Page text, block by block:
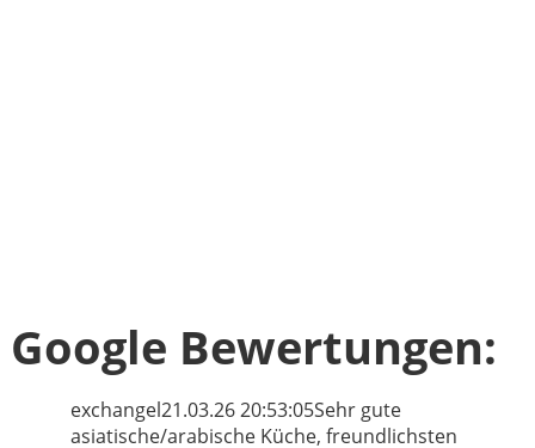
Google Bewertungen:
exchangel21.03.26 20:53:05Sehr gute
asiatische/arabische Küche, freundlichsten